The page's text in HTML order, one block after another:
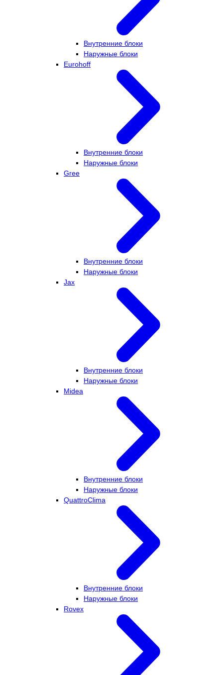
Внутренние блоки
Наружные блоки
Eurohoff
Внутренние блоки
Наружные блоки
Gree
Внутренние блоки
Наружные блоки
Jax
Внутренние блоки
Наружные блоки
Midea
Внутренние блоки
Наружные блоки
QuattroClima
Внутренние блоки
Наружные блоки
Rovex